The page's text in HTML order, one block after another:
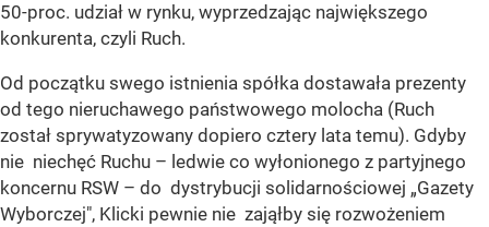
50-proc. udział w rynku, wyprzedzając największego
konkurenta, czyli Ruch.
Od początku swego istnienia spółka dostawała prezenty
od tego nieruchawego państwowego molocha (Ruch
został sprywatyzowany dopiero cztery lata temu). Gdyby
nie niechęć Ruchu – ledwie co wyłonionego z partyjnego
koncernu RSW – do dystrybucji solidarnościowej „Gazety
Wyborczej", Klicki pewnie nie zająłby się rozwożeniem